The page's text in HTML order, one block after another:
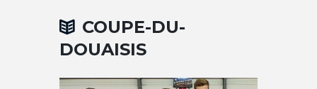
COUPE-DU-
DOUAISIS